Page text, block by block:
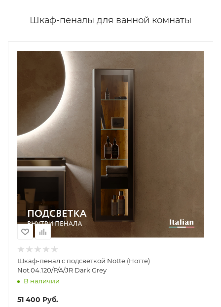
Шкаф-пеналы для ванной комнаты
Шкаф-пенал с подсветкой Notte (Нотте)
Not.04.120/P/A/JR Dark Grey
В наличии
51 400 Руб.